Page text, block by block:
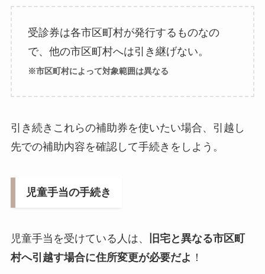
受診券は各市区町村が発行するものなの
で、他の市区町村へは引き継げない。
※市区町村によって対象範囲は異なる
引き続きこれらの補助券を使いたい場合、引越し
先での補助内容を確認して手続きをしよう。
児童手当の手続き
児童手当を受けている人は、
旧宅と異なる市区町
村へ引越す場合に住所変更が必要だよ ！